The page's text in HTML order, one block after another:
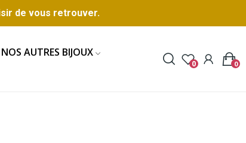
de vous retrouver.
NOS AUTRES BIJOUX
0 0